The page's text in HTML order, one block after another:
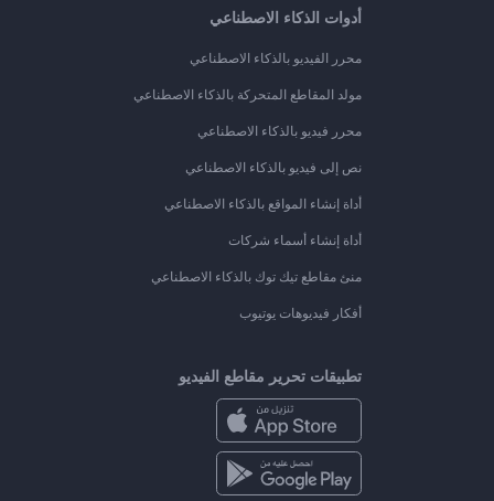
أدوات الذكاء الاصطناعي
محرر الفيديو بالذكاء الاصطناعي
مولد المقاطع المتحركة بالذكاء الاصطناعي
محرر فيديو بالذكاء الاصطناعي
نص إلى فيديو بالذكاء الاصطناعي
أداة إنشاء المواقع بالذكاء الاصطناعي
أداة إنشاء أسماء شركات
منئ مقاطع تيك توك بالذكاء الاصطناعي
أفكار فيديوهات يوتيوب
تطبيقات تحرير مقاطع الفيديو